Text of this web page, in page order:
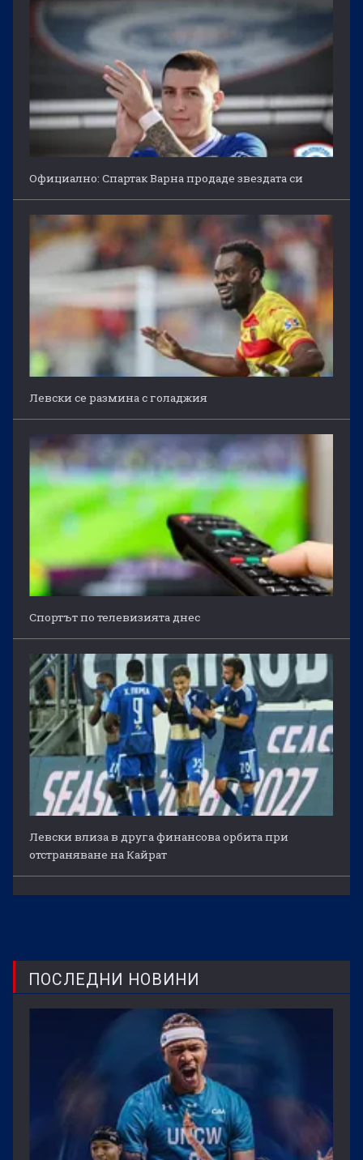
Официално: Спартак Варна продаде звездата си
Левски се размина с голаджия
Спортът по телевизията днес
Левски влиза в друга финансова орбита при
отстраняване на Кайрат
ПОСЛЕДНИ НОВИНИ